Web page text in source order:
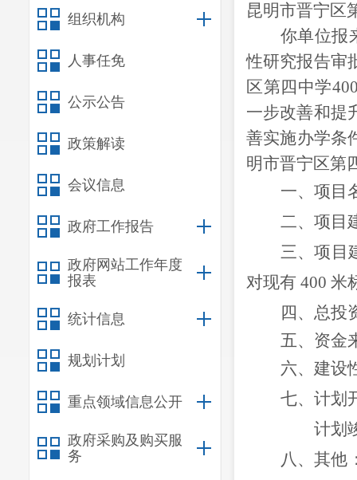
组织机构
人事任免
公示公告
政策解读
会议信息
政府工作报告
政府网站工作年度
报表
统计信息
规划计划
重点领域信息公开
政府采购及购买服
务
昆明市晋宁区
你单位报
性研究报告审
区第四中学
一步改善和提
善实施办学条
明市晋宁区第
一、项目
二、项目
三、项目
对现有 400 米
四、总投
五、资金
六、建设
七、计划
计划
八、其他